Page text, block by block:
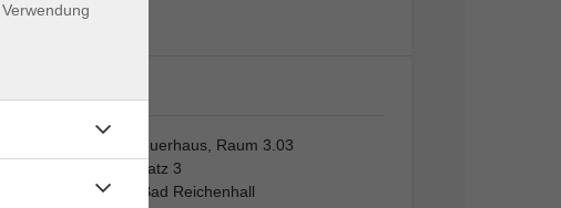
Altes Feuerhaus, Raum 3.03
Aegidiplatz 3
83435 Bad Reichenhall